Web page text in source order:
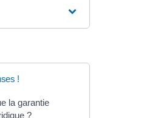
!
la garantie
?